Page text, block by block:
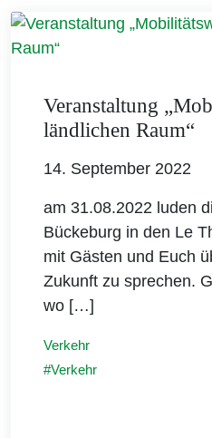
Veranstaltung
ländlichen Raum“
14. September 2022
am 31.08.2022 luden
Bückeburg in den Le
mit Gästen und Euch
Zukunft zu sprechen.
wo […]
Verkehr
Verkehr